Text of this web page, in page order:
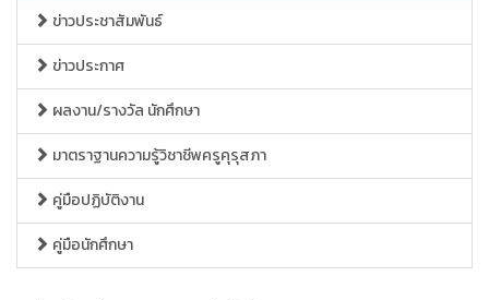
ข่าวประชาสัมพันธ์
ข่าวประกาศ
ผลงาน/รางวัล นักศึกษา
มาตราฐานความรู้วิชาชีพครูคุรุสภา
คู่มือปฏิบัติงาน
คู่มือนักศึกษา